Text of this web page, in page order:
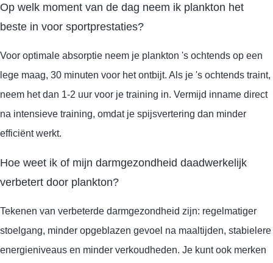
Op welk moment van de dag neem ik plankton het
beste in voor sportprestaties?
Voor optimale absorptie neem je plankton 's ochtends op een
lege maag, 30 minuten voor het ontbijt. Als je 's ochtends traint,
neem het dan 1-2 uur voor je training in. Vermijd inname direct
na intensieve training, omdat je spijsvertering dan minder
efficiënt werkt.
Hoe weet ik of mijn darmgezondheid daadwerkelijk
verbetert door plankton?
Tekenen van verbeterde darmgezondheid zijn: regelmatiger
stoelgang, minder opgeblazen gevoel na maaltijden, stabielere
energieniveaus en minder verkoudheden. Je kunt ook merken